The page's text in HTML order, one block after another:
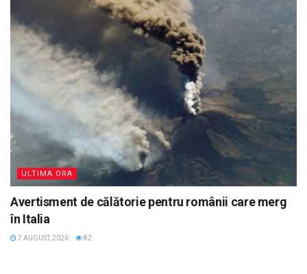
ULTIMA ORA
Avertisment de călătorie pentru românii care merg
în Italia
7 AUGUST, 2026 82